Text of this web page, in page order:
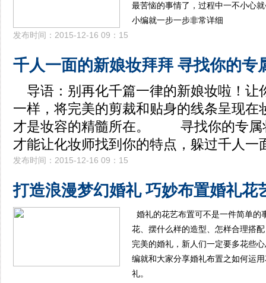
最苦恼的事情了，过程中一不小心
小编就一步一步非常详细
发布时间：2015-12-16 09：15
千人一面的新娘妆拜拜 寻找你的专
导语：别再化千篇一律的新娘妆啦！让
一样，将完美的剪裁和贴身的线条呈现在
才是妆容的精髓所在。 寻找你的专
才能让化妆师找到你的特点，躲过千人一
发布时间：2015-12-16 09：15
打造浪漫梦幻婚礼 巧妙布置婚礼花
婚礼的花艺布置可不是一件简单的
花、摆什么样的造型、怎样合理搭
完美的婚礼，新人们一定要多花些
编就和大家分享婚礼布置之如何运
礼。